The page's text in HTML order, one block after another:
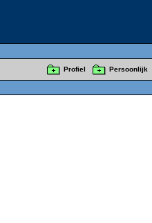
Profiel Persoonlijk